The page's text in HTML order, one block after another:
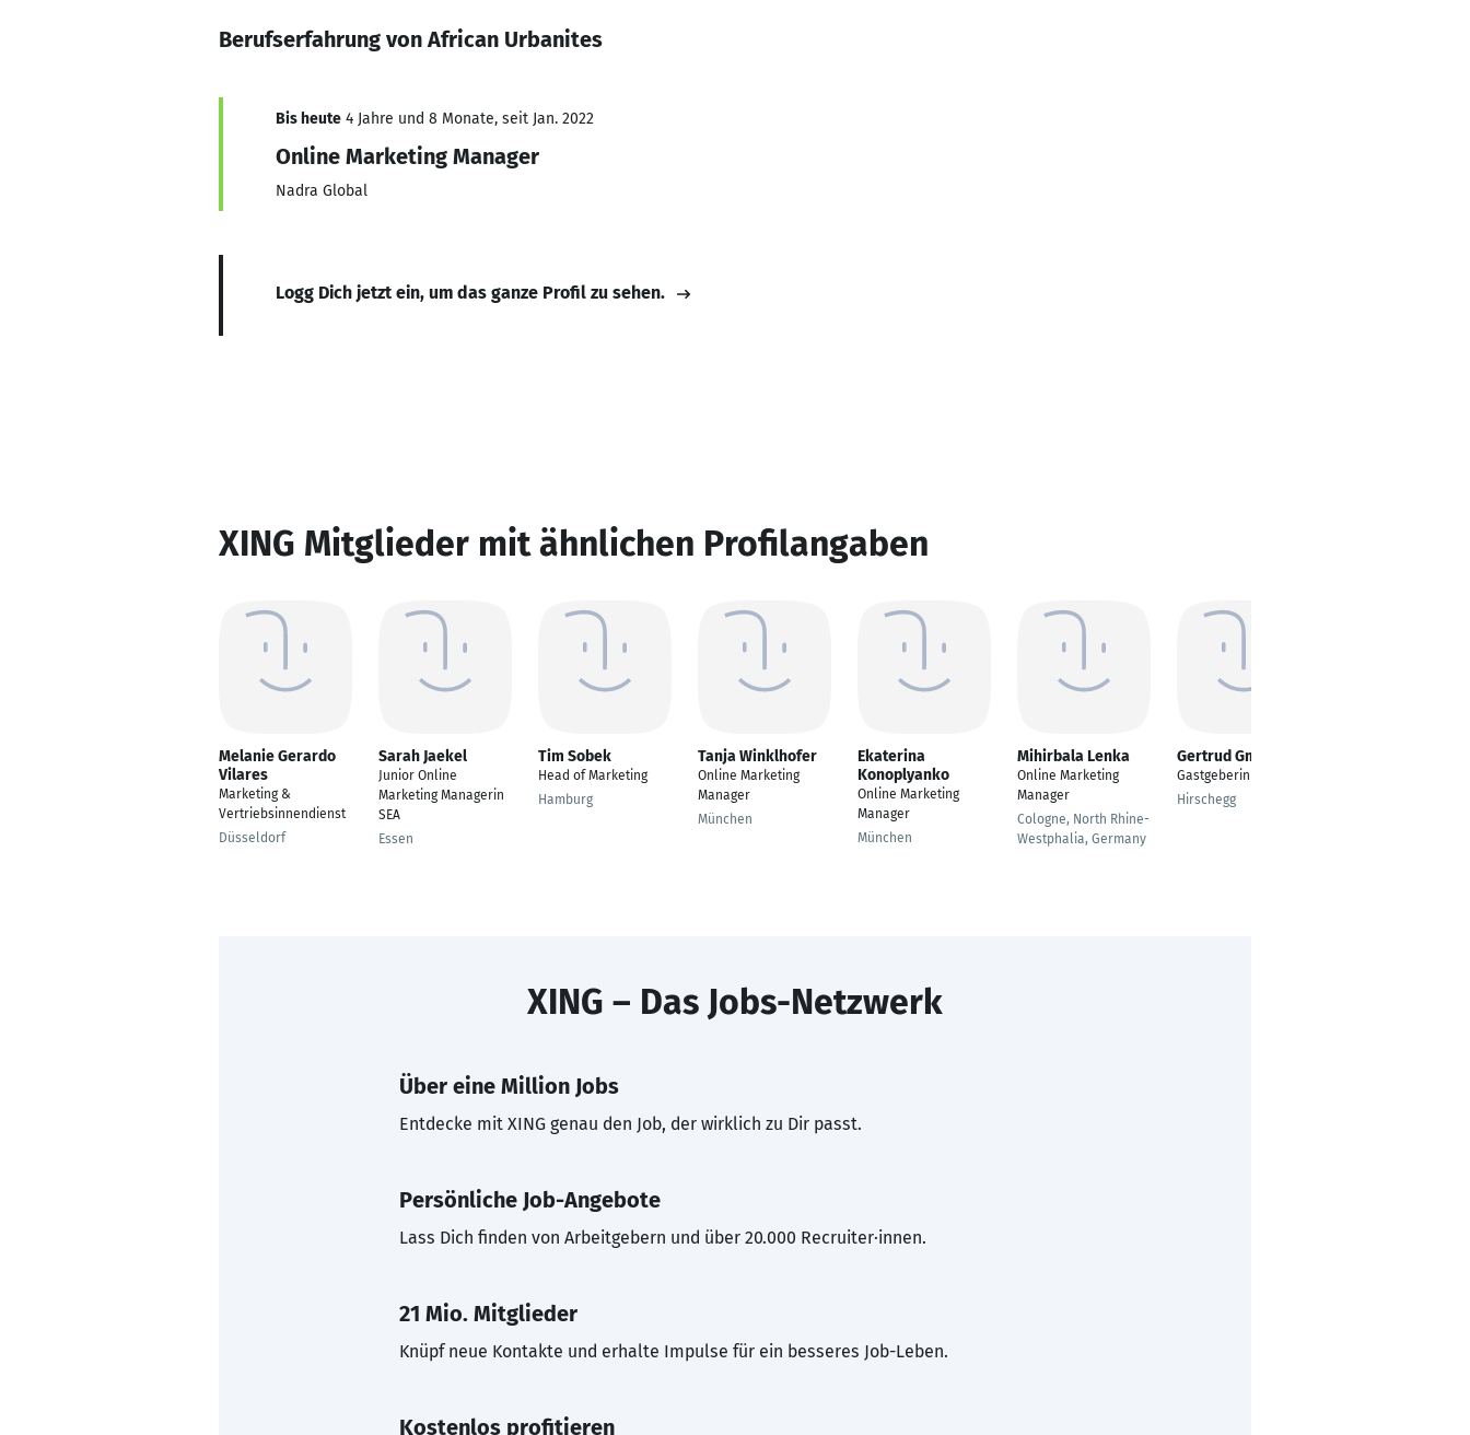
Berufserfahrung von African Urbanites
Bis heute 4 Jahre und 8 Monate, seit Jan. 2022
Online Marketing Manager
Nadra Global
Logg Dich jetzt ein, um das ganze Profil zu sehen.
XING Mitglieder mit ähnlichen Profilangaben
Melanie Gerardo
Vilares
Marketing &
Vertriebsinnendienst
Düsseldorf
Sarah Jaekel
Junior Online
Marketing Managerin
SEA
Essen
Tim Sobek
Head of Marketing
Hamburg
Tanja Winklhofer
Online Marketing
Manager
München
Ekaterina
Konoplyanko
Online Marketing
Manager
München
Mihirbala Lenka
Online Marketing
Manager
Cologne, North Rhine-
Westphalia, Germany
Gertrud Gmeiner
Gastgeberin
Hirschegg
XING – Das Jobs-Netzwerk
Über eine Million Jobs
Entdecke mit XING genau den Job, der wirklich zu Dir passt.
Persönliche Job-Angebote
Lass Dich finden von Arbeitgebern und über 20.000 Recruiter·innen.
21 Mio. Mitglieder
Knüpf neue Kontakte und erhalte Impulse für ein besseres Job-Leben.
Kostenlos profitieren